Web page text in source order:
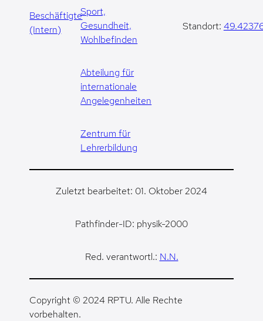
Beschäftigte
(Intern)
Sport,
Gesundheit,
Wohlbefinden
Abteilung für
internationale
Angelegenheiten
Zentrum für
Lehrerbildung
Standort:
Zuletzt bearbeitet: 01. Oktober 2024
Pathfinder-ID: physik-2000
Red. verantwortl.: N.N.
Copyright © 2024 RPTU. Alle Rechte
vorbehalten.